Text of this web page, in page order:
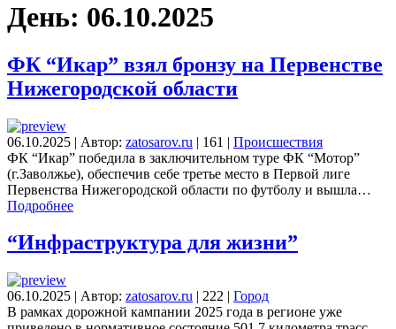
День: 06.10.2025
ФК “Икар” взял бронзу на Первенстве
Нижегородской области
06.10.2025 | Автор: zatosarov.ru | 161 | Происшествия
ФК “Икар” победила в заключительном туре ФК “Мотор”
(г.Заволжье), обеспечив себе третье место в Первой лиге
Первенства Нижегородской области по футболу и вышла…
Подробнее
“Инфраструктура для жизни”
06.10.2025 | Автор: zatosarov.ru | 222 | Город
В рамках дорожной кампании 2025 года в регионе уже